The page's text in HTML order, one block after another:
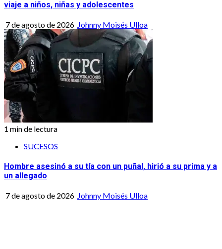
viaje a niños, niñas y adolescentes
7 de agosto de 2026 Johnny Moisés Ulloa
1 min de lectura
SUCESOS
Hombre asesinó a su tía con un puñal, hirió a su prima y a
un allegado
7 de agosto de 2026 Johnny Moisés Ulloa